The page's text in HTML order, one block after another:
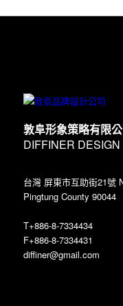
敦阜形象策略有限
DIFFINER
台灣 屏東市互助街21號
Pingtung County 90044
T+886-8-7334434
F+886-8-7334431
diffiner@gmail.com